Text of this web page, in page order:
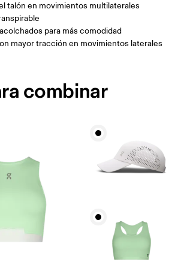
talón en movimientos multilaterales
para más comodidad
mayor tracción en movimientos laterales
combinar